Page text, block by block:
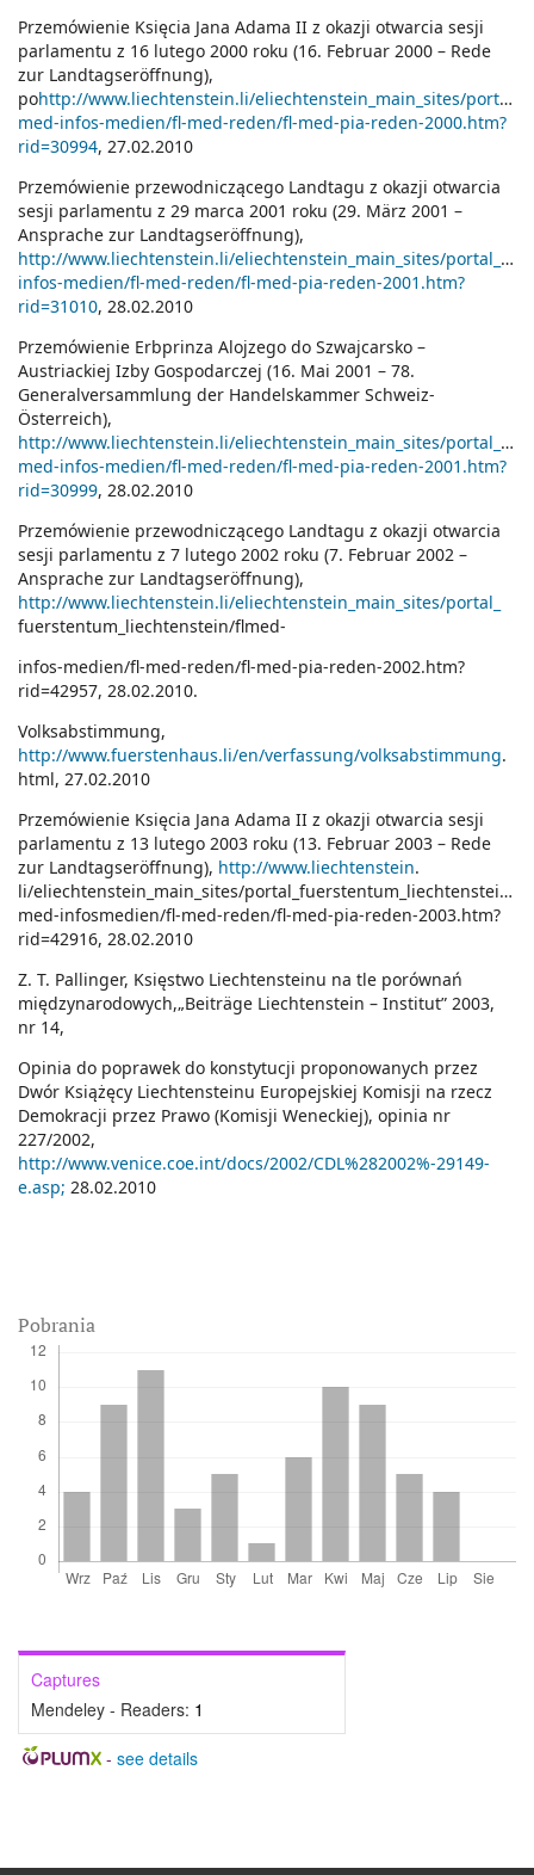
Pobrania
Captures
Mendeley - Readers: 1
- see details
Przemówienie Księcia Jana Adama II z okazji otwarcia sesji
parlamentu z 16 lutego 2000 roku (16. Februar 2000 – Rede
zur Landtagseröffnung),
pohttp://www.liechtenstein.li/eliechtenstein_main_sites/
med-infos-medien/fl-med-reden/fl-med-pia-reden-2000.htm?
rid=30994, 27.02.2010
Przemówienie przewodniczącego Landtagu z okazji otwarcia
sesji parlamentu z 29 marca 2001 roku (29. März 2001 –
Ansprache zur Landtagseröffnung),
http://www.liechtenstein.li/eliechtenstein_main_sites/
infos-medien/fl-med-reden/fl-med-pia-reden-2001.htm?
rid=31010, 28.02.2010
Przemówienie Erbprinza Alojzego do Szwajcarsko –
Austriackiej Izby Gospodarczej (16. Mai 2001 – 78.
Generalversammlung der Handelskammer Schweiz-
Österreich),
http://www.liechtenstein.li/eliechtenstein_main_sites/
med-infos-medien/fl-med-reden/fl-med-pia-reden-2001.htm?
rid=30999, 28.02.2010
Przemówienie przewodniczącego Landtagu z okazji otwarcia
sesji parlamentu z 7 lutego 2002 roku (7. Februar 2002 –
Ansprache zur Landtagseröffnung),
http://www.liechtenstein.li/eliechtenstein_main_sites/portal_
fuerstentum_liechtenstein/flmed-
infos-medien/fl-med-reden/fl-med-pia-reden-2002.htm?
rid=42957, 28.02.2010.
Volksabstimmung,
http://www.fuerstenhaus.li/en/verfassung/volksabstimmung.
html, 27.02.2010
Przemówienie Księcia Jana Adama II z okazji otwarcia sesji
parlamentu z 13 lutego 2003 roku (13. Februar 2003 – Rede
zur Landtagseröffnung), http://www.liechtenstein.
li/eliechtenstein_main_sites/portal_fuerstentum_liechtenstein/fl-
med-infosmedien/fl-med-reden/fl-med-pia-reden-2003.htm?
rid=42916, 28.02.2010
Z. T. Pallinger, Księstwo Liechtensteinu na tle porównań
międzynarodowych,„Beiträge Liechtenstein – Institut” 2003,
nr 14,
Opinia do poprawek do konstytucji proponowanych przez
Dwór Książęcy Liechtensteinu Europejskiej Komisji na rzecz
Demokracji przez Prawo (Komisji Weneckiej), opinia nr
227/2002,
http://www.venice.coe.int/docs/2002/CDL%282002%-29149-
e.asp; 28.02.2010